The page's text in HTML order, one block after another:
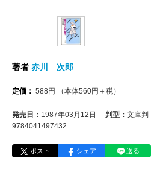
著者 赤川 次郎
定価： 588円 （本体560円＋税）
発売日： 1987年03月12日 判型： 文庫判
9784041497432
ポスト シェア 送る